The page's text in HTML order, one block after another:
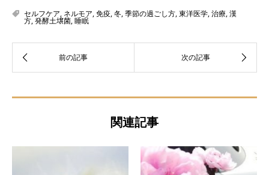
セルフケア, ネルモア,免疫,冬,季節の過ごし方,東洋医学,治療,漢
方,発酵土壌菌,睡眠
関連記事